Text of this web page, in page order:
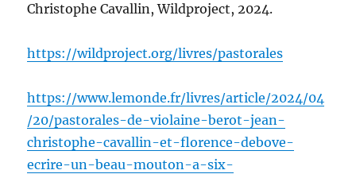
Christophe Cavallin, Wildproject, 2024.
https://wildproject.org/livres/pastorales
https://www.lemonde.fr/livres/article/2024/04
/20/pastorales-de-violaine-berot-jean-
christophe-cavallin-et-florence-debove-
ecrire-un-beau-mouton-a-six-